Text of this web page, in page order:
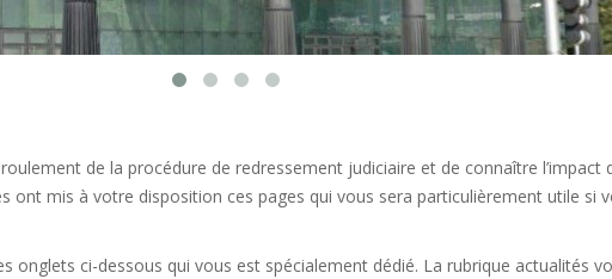
de la procédure de redressement judiciaire et de connaître
ont mis à votre disposition ces pages qui vous sera particulièrement utile si
onglets ci-dessous qui vous est spécialement dédié. La rubrique actualités